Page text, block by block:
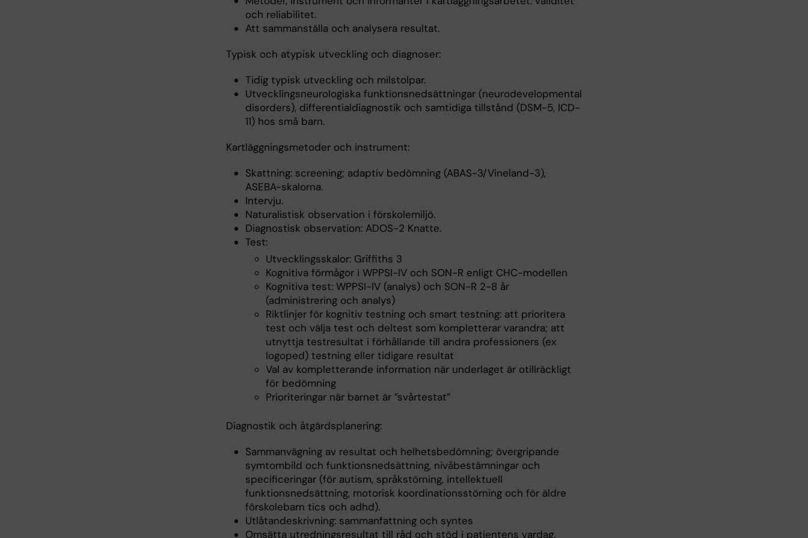
och reliabilitet.
Att sammanställa och analysera resultat.
Typisk och atypisk utveckling och diagnoser:
Tidig typisk utveckling och milstolpar.
Utvecklingsneurologiska funktionsnedsättningar (neurodevelopmental
disorders), differentialdiagnostik och samtidiga tillstånd (DSM-5, ICD-
11) hos små barn.
Kartläggningsmetoder och instrument:
Skattning: screening; adaptiv bedömning (ABAS-3/Vineland-3),
ASEBA-skalorna.
Intervju.
Naturalistisk observation i förskolemiljö.
Diagnostisk observation: ADOS-2 Knatte.
Test:
Utvecklingsskalor: Griffiths 3
Kognitiva förmågor i WPPSI-IV och SON-R enligt CHC-modellen
Kognitiva test: WPPSI-IV (analys) och SON-R 2-8 år
(administrering och analys)
Riktlinjer för kognitiv testning och smart testning: att prioritera
test och välja test och deltest som kompletterar varandra; att
utnyttja testresultat i förhållande till andra professioners (ex
logoped) testning eller tidigare resultat
Val av kompletterande information när underlaget är otillräckligt
för bedömning
Prioriteringar när barnet är ”svårtestat”
Diagnostik och åtgärdsplanering:
Sammanvägning av resultat och helhetsbedömning; övergripande
symtombild och funktionsnedsättning, nivåbestämningar och
specificeringar (för autism, språkstörning, intellektuell
funktionsnedsättning, motorisk koordinationsstörning och för äldre
förskolebarn tics och adhd).
Utlåtandeskrivning: sammanfattning och syntes
Omsätta utredningsresultat till råd och stöd i patientens vardag.